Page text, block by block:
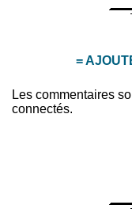
=
Les commentaires
connectés.